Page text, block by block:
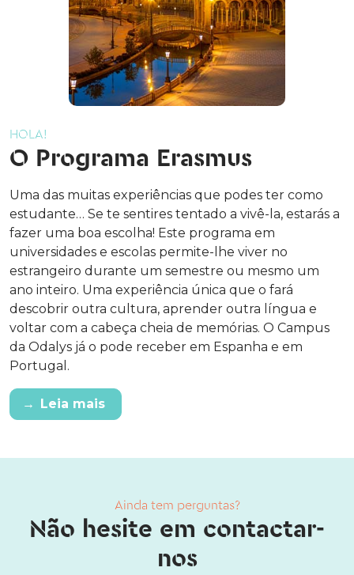
HOLA!
O Programa Erasmus
Uma das muitas experiências que podes ter como
estudante… Se te sentires tentado a vivê-la, estarás a
fazer uma boa escolha! Este programa em
universidades e escolas permite-lhe viver no
estrangeiro durante um semestre ou mesmo um
ano inteiro. Uma experiência única que o fará
descobrir outra cultura, aprender outra língua e
voltar com a cabeça cheia de memórias. O Campus
da Odalys já o pode receber em Espanha e em
Portugal.
→ Leia mais
Ainda tem perguntas?
Não hesite em contactar-
nos